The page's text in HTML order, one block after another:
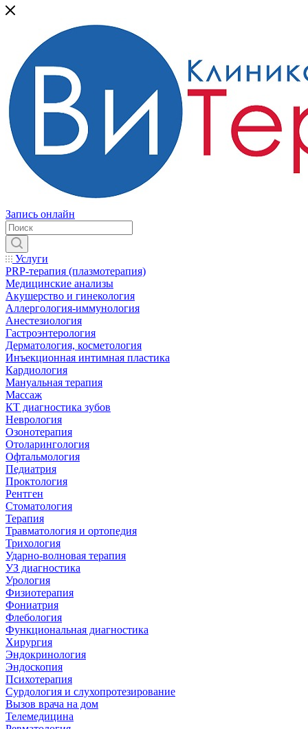
Запись онлайн
Услуги
PRP-терапия (плазмотерапия)
Медицинские анализы
Акушерство и гинекология
Аллергология-иммунология
Анестезиология
Гастроэнтерология
Дерматология, косметология
Инъекционная интимная пластика
Кардиология
Мануальная терапия
Массаж
КТ диагностика зубов
Неврология
Озонотерапия
Отоларингология
Офтальмология
Педиатрия
Проктология
Рентген
Стоматология
Терапия
Травматология и ортопедия
Трихология
Ударно-волновая терапия
УЗ диагностика
Урология
Физиотерапия
Фониатрия
Флебология
Функциональная диагностика
Хирургия
Эндокринология
Эндоскопия
Психотерапия
Сурдология и слухопротезирование
Вызов врача на дом
Телемедицина